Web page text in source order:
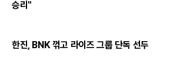
승리"
한진, BNK 꺾고 라이즈 그룹 단독 선두